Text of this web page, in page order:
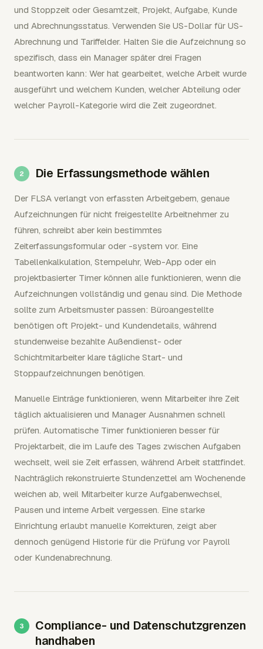
und Stoppzeit oder Gesamtzeit, Projekt, Aufgabe, Kunde
und Abrechnungsstatus. Verwenden Sie US-Dollar für US-
Abrechnung und Tariffelder. Halten Sie die Aufzeichnung so
spezifisch, dass ein Manager später drei Fragen
beantworten kann: Wer hat gearbeitet, welche Arbeit wurde
ausgeführt und welchem Kunden, welcher Abteilung oder
welcher Payroll-Kategorie wird die Zeit zugeordnet.
Die Erfassungsmethode wählen
Der FLSA verlangt von erfassten Arbeitgebern, genaue
Aufzeichnungen für nicht freigestellte Arbeitnehmer zu
führen, schreibt aber kein bestimmtes
Zeiterfassungsformular oder -system vor. Eine
Tabellenkalkulation, Stempeluhr, Web-App oder ein
projektbasierter Timer können alle funktionieren, wenn die
Aufzeichnungen vollständig und genau sind. Die Methode
sollte zum Arbeitsmuster passen: Büroangestellte
benötigen oft Projekt- und Kundendetails, während
stundenweise bezahlte Außendienst- oder
Schichtmitarbeiter klare tägliche Start- und
Stoppaufzeichnungen benötigen.
Manuelle Einträge funktionieren, wenn Mitarbeiter ihre Zeit
täglich aktualisieren und Manager Ausnahmen schnell
prüfen. Automatische Timer funktionieren besser für
Projektarbeit, die im Laufe des Tages zwischen Aufgaben
wechselt, weil sie Zeit erfassen, während Arbeit stattfindet.
Nachträglich rekonstruierte Stundenzettel am Wochenende
weichen ab, weil Mitarbeiter kurze Aufgabenwechsel,
Pausen und interne Arbeit vergessen. Eine starke
Einrichtung erlaubt manuelle Korrekturen, zeigt aber
dennoch genügend Historie für die Prüfung vor Payroll
oder Kundenabrechnung.
Compliance- und Datenschutzgrenzen
handhaben